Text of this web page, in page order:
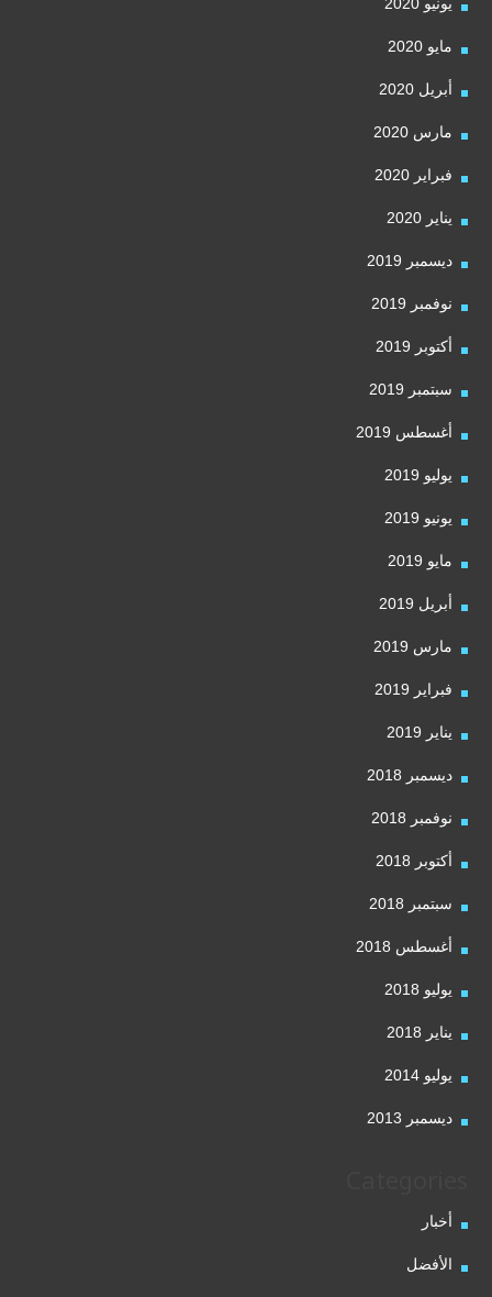
مايو 2020
أبريل 2020
مارس 2020
فبراير 2020
يناير 2020
ديسمبر 2019
نوفمبر 2019
أكتوبر 2019
سبتمبر 2019
أغسطس 2019
يوليو 2019
يونيو 2019
مايو 2019
أبريل 2019
مارس 2019
فبراير 2019
يناير 2019
ديسمبر 2018
نوفمبر 2018
أكتوبر 2018
سبتمبر 2018
أغسطس 2018
يوليو 2018
يناير 2018
يوليو 2014
ديسمبر 2013
أخبار
الأفضل